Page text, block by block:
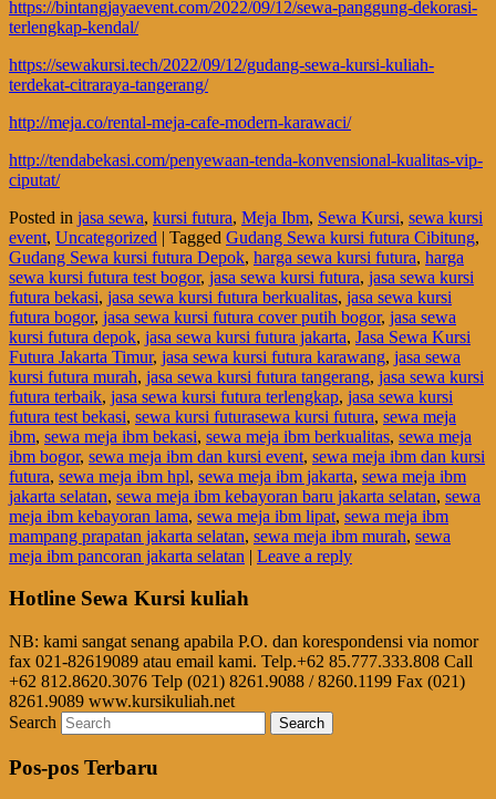
https://bintangjayaevent.com/2022/09/12/sewa-panggung-dekorasi-
terlengkap-kendal/
https://sewakursi.tech/2022/09/12/gudang-sewa-kursi-kuliah-
terdekat-citraraya-tangerang/
http://meja.co/rental-meja-cafe-modern-karawaci/
http://tendabekasi.com/penyewaan-tenda-konvensional-kualitas-vip-
ciputat/
Posted in jasa sewa, kursi futura, Meja Ibm, Sewa Kursi, sewa kursi
event, Uncategorized | Tagged Gudang Sewa kursi futura Cibitung,
Gudang Sewa kursi futura Depok, harga sewa kursi futura, harga
sewa kursi futura test bogor, jasa sewa kursi futura, jasa sewa kursi
futura bekasi, jasa sewa kursi futura berkualitas, jasa sewa kursi
futura bogor, jasa sewa kursi futura cover putih bogor, jasa sewa
kursi futura depok, jasa sewa kursi futura jakarta, Jasa Sewa Kursi
Futura Jakarta Timur, jasa sewa kursi futura karawang, jasa sewa
kursi futura murah, jasa sewa kursi futura tangerang, jasa sewa kursi
futura terbaik, jasa sewa kursi futura terlengkap, jasa sewa kursi
futura test bekasi, sewa kursi futurasewa kursi futura, sewa meja
ibm, sewa meja ibm bekasi, sewa meja ibm berkualitas, sewa meja
ibm bogor, sewa meja ibm dan kursi event, sewa meja ibm dan kursi
futura, sewa meja ibm hpl, sewa meja ibm jakarta, sewa meja ibm
jakarta selatan, sewa meja ibm kebayoran baru jakarta selatan, sewa
meja ibm kebayoran lama, sewa meja ibm lipat, sewa meja ibm
mampang prapatan jakarta selatan, sewa meja ibm murah, sewa
meja ibm pancoran jakarta selatan | Leave a reply
Hotline Sewa Kursi kuliah
NB: kami sangat senang apabila P.O. dan korespondensi via nomor
fax 021-82619089 atau email kami. Telp.+62 85.777.333.808 Call
+62 812.8620.3076 Telp (021) 8261.9088 / 8260.1199 Fax (021)
8261.9089 www.kursikuliah.net
Search
Pos-pos Terbaru